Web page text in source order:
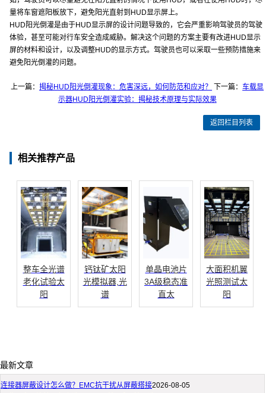
量将车窗遮阳板放下，避免阳光直射到HUD显示屏上。
HUD阳光倒灌是由于HUD显示屏的设计问题导致的，它会严重影响驾驶员的驾驶
体验，甚至可能对行车安全造成威胁。解决这个问题的方案主要有改进HUD显示
屏的材料和设计，以及调整HUD的显示方式。驾驶员也可以采取一些预防措施来
避免阳光倒灌的问题。
上一篇：揭秘HUD阳光倒灌现象：危害深远，如何防范和应对？ 下一篇：车载显
示器HUD阳光倒灌实验：揭秘技术原理与实际效果
返回栏目列表
相关推荐产品
整车全光谱
老化试验太
阳
钙钛矿太阳
光模拟器,光
谱
单晶电池片
3A级稳态准
直太
大面积机翼
光照测试太
阳
最新文章
连接器屏蔽设计怎么做？EMC抗干扰从屏蔽搭接2026-08-05